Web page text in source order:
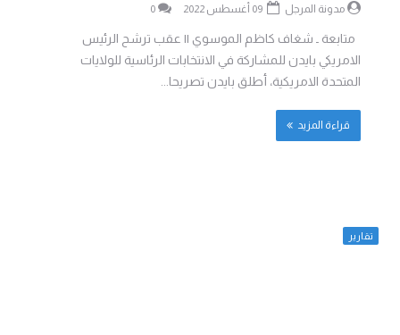
مدونة المرجل 0
متابعة ـ شغاف كاظم الموسوي || عقب ترشح الرئيس
الامريكي بايدن للمشاركة في الانتخابات الرئاسية للولايات
المتحدة الامريكية، أطلق بايدن تصريحا...
قراءة المزيد
تقارير